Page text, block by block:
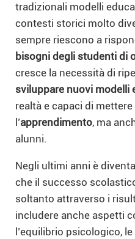
tradizionali modelli
contesti storici molto
sempre riescono a
bisogni degli studenti di
cresce la necessità di
sviluppare nuovi modelli
realtà e capaci di
l’apprendimento, ma
alunni.
Negli ultimi anni è
che il successo
soltanto attraverso i
includere anche aspetti
l’equilibrio psicologico,